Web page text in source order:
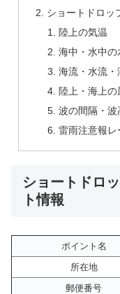
ショートドロッ
陸上の気温
海中・水中の
海流・水流・
陸上・海上の
波の間隔・
雷雨注意報レ
ショートドロ
ト情報
ポイント名
所在地
郵便番号